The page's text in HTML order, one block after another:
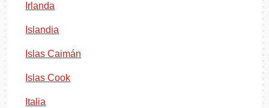
Irlanda
Islandia
Islas Caimán
Islas Cook
Italia